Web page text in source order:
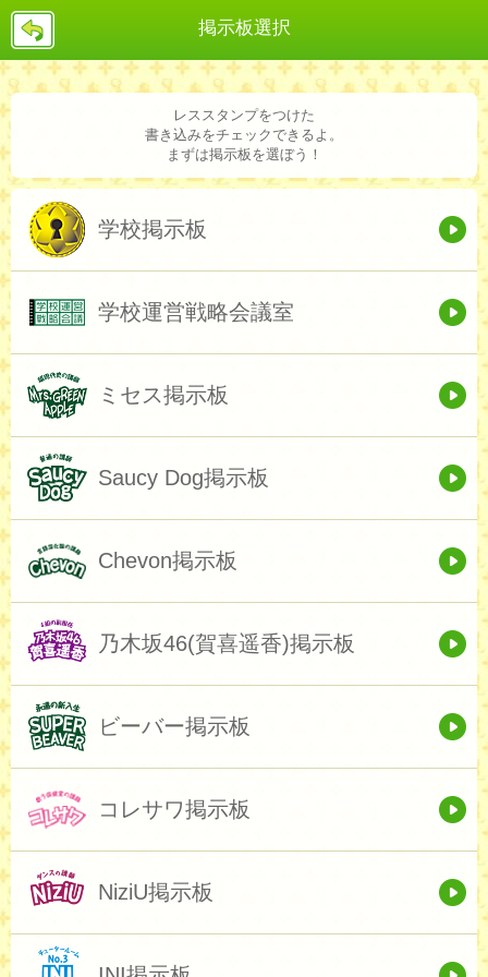
掲示板選択
戻
レススタンプをつけた
書き込みをチェックできるよ。
まずは掲示板を選ぼう！
学校掲示板
学校運営戦略会議室
ミセス掲示板
Saucy Dog掲示板
Chevon掲示板
乃木坂46(賀喜遥香)掲示板
ビーバー掲示板
コレサワ掲示板
NiziU掲示板